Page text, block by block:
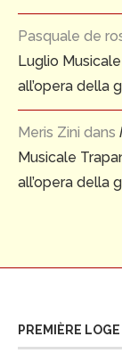
Pasquale de
Luglio
all’opera della
Meris Zini dans
Musicale
all’opera della
PREMIÈRE LOGE